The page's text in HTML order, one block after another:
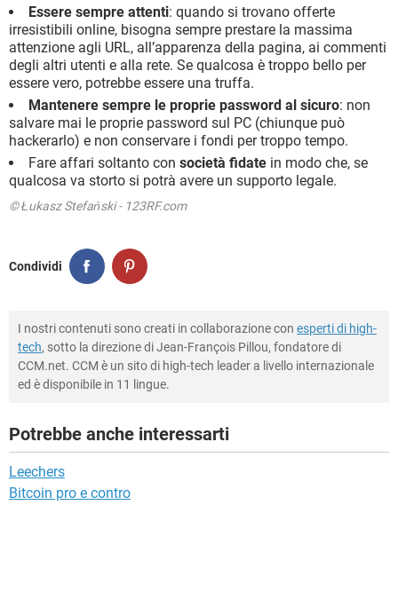
Essere sempre attenti: quando si trovano offerte
irresistibili online, bisogna sempre prestare la massima
attenzione agli URL, all’apparenza della pagina, ai commenti
degli altri utenti e alla rete. Se qualcosa è troppo bello per
essere vero, potrebbe essere una truffa.
Mantenere sempre le proprie password al sicuro: non
salvare mai le proprie password sul PC (chiunque può
hackerarlo) e non conservare i fondi per troppo tempo.
Fare affari soltanto con società fidate in modo che, se
qualcosa va storto si potrà avere un supporto legale.
© Łukasz Stefański - 123RF.com
Condividi
I nostri contenuti sono creati in collaborazione con esperti di high-
tech, sotto la direzione di Jean-François Pillou, fondatore di
CCM.net. CCM è un sito di high-tech leader a livello internazionale
ed è disponibile in 11 lingue.
Potrebbe anche interessarti
Leechers
Bitcoin pro e contro